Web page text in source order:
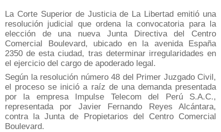
La Corte Superior de Justicia de La Libertad emitió una
resolución judicial que ordena la convocatoria para la
elección de una nueva Junta Directiva del Centro
Comercial Boulevard, ubicado en la avenida España
2350 de esta ciudad, tras determinar irregularidades en
el ejercicio del cargo de apoderado legal.
Según la resolución número 48 del Primer Juzgado Civil,
el proceso se inició a raíz de una demanda presentada
por la empresa Impulse Telecom del Perú S.A.C.,
representada por Javier Fernando Reyes Alcántara,
contra la Junta de Propietarios del Centro Comercial
Boulevard.